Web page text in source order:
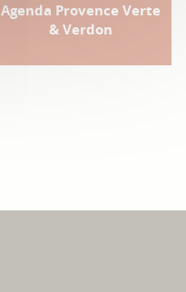
Agenda Provence Verte
& Verdon